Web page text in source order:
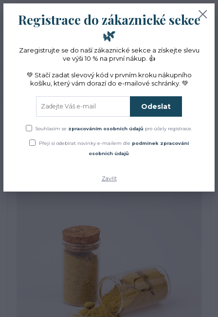
Menu
CZK
Hledat
(Po-Pá, 10-16 hod.)
0ks
0 Kč
Úvod Bylinky BIO měsíček lékařský sušený květ prach
BIO měsíček lékařský
sušený květ prach
Registrace do zákaznické sekce
🌿
Zaregistrujte se do naší zákaznické sekce a získejte slevu
ve výši 10 % na první nákup. 👍
💚 Stačí zadat slevový kód v prvním kroku nákupního
košíku, který vám dorazí do e-mailové schránky. 💚
Odeslat
Souhlasím se zpracováním osobních údajů pro účely registrace.
Přeji si odebírat novinky e-mailem dle podmínek zpracování
osobních údajů
Zavřít